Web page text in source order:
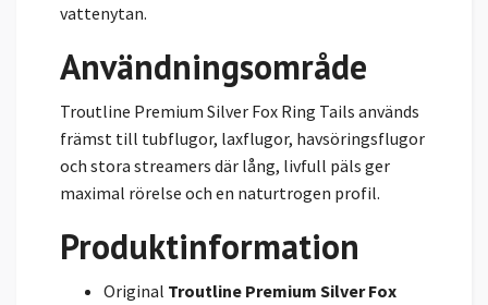
vattenytan.
Användningsområde
Troutline Premium Silver Fox Ring Tails används
främst till tubflugor, laxflugor, havsöringsflugor
och stora streamers där lång, livfull päls ger
maximal rörelse och en naturtrogen profil.
Produktinformation
Original Troutline Premium Silver Fox